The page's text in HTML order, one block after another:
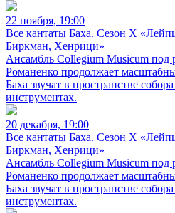
22 ноября, 19:00
Все кантаты Баха. Сезон X
Биркман, Хенрици»
Ансамбль Collegium Musicum под
Романенко продолжает
Баха звучат в пространстве
инструментах.
20 декабря, 19:00
Все кантаты Баха. Сезон X
Биркман, Хенрици»
Ансамбль Collegium Musicum под
Романенко продолжает
Баха звучат в пространстве
инструментах.